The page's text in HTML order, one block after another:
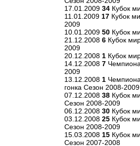
17.01.2009 34 Кубок
11.01.2009 17 Кубок
2009
10.01.2009 50 Кубок
21.12.2008 6 Кубок
2009
20.12.2008 1 Кубок
14.12.2008 7
2009
13.12.2008 1
гонка Сезон 2008-2009
07.12.2008 38 Кубок
Сезон 2008-2009
06.12.2008 30 Кубок
03.12.2008 25 Кубок
Сезон 2008-2009
15.03.2008 15 Кубок
Сезон 2007-2008